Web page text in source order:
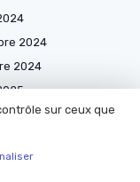
2024
2024
sur ceux que